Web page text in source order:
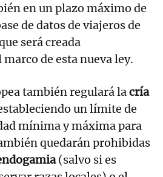
en un plazo máximo de
de datos de viajeros de
será creada
de esta nueva ley.
también regulará lacría
un límite de
mínima y máxima para
quedarán prohibidas
(salvo si es